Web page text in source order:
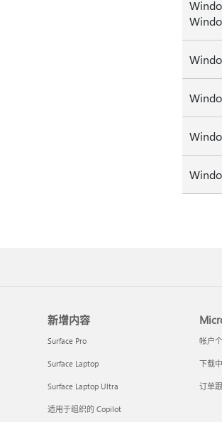
新增内容
Surface Pro
Surface Laptop
Surface Laptop Ultra
适用于组织的 Copilot
帐户
下载
订单